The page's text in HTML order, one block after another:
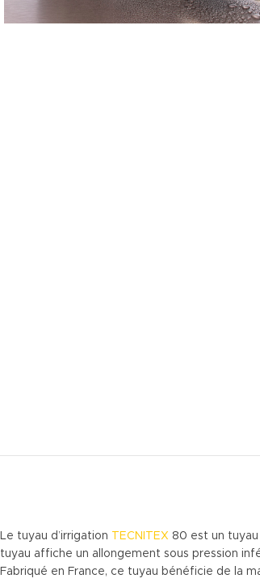
Le tuyau d’irrigation TECNITEX 80 est un
tuyau affiche un allongement sous pression
Fabriqué en France, ce tuyau bénéficie de la